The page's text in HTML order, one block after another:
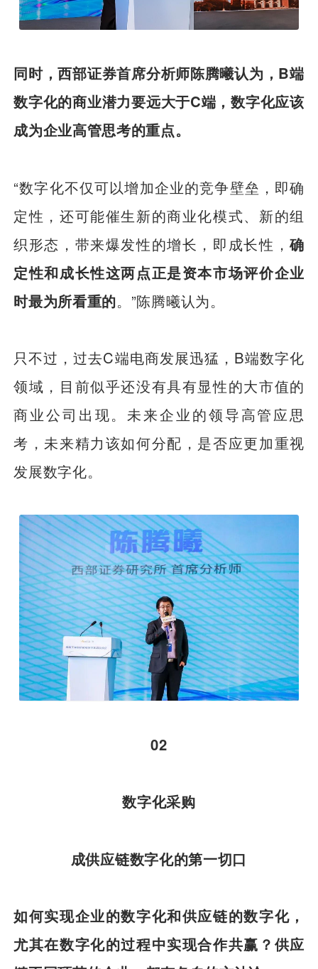
同时，西部证券首席分析师陈腾曦认为，B端
数字化的商业潜力要远大于C端，数字化应该
成为企业高管思考的重点。
“数字化不仅可以增加企业的竞争壁垒，即确
定性，还可能催生新的商业化模式、新的组
织形态，带来爆发性的增长，即成长性，确
定性和成长性这两点正是资本市场评价企业
时最为所看重的。”陈腾曦认为。
只不过，过去C端电商发展迅猛，B端数字化
领域，目前似乎还没有具有显性的大市值的
商业公司出现。未来企业的领导高管应思
考，未来精力该如何分配，是否应更加重视
发展数字化。
02
数字化采购
成供应链数字化的第一切口
如何实现企业的数字化和供应链的数字化，
尤其在数字化的过程中实现合作共赢？供应